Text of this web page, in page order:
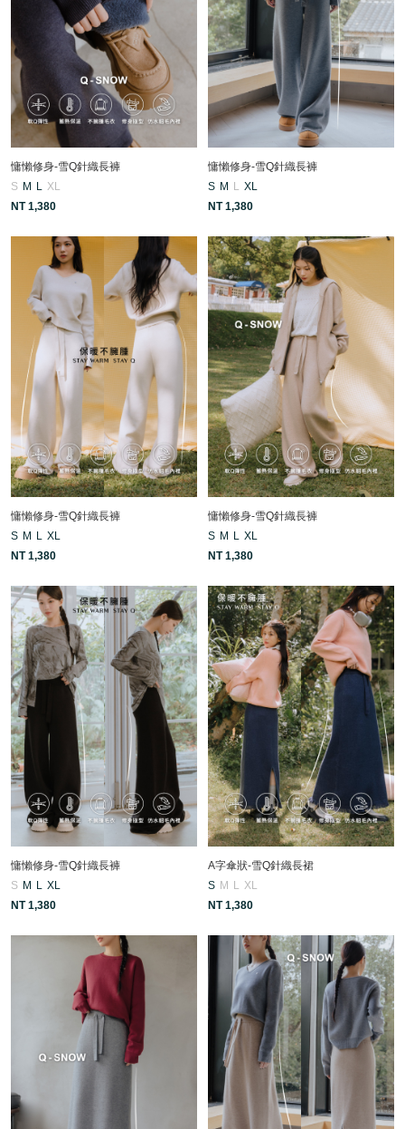
慵懶修身-雪Q針織長褲
S M L
XL
NT 1,380
慵懶修身-雪Q針織長褲
S M L
XL
NT 1,380
慵懶修身-雪Q針織長褲
S M L XL
NT 1,380
慵懶修身-雪Q針織長褲
S M L XL
NT 1,380
慵懶修身-雪Q針織長褲
S M L XL
NT 1,380
A字傘狀-雪Q針織長裙
S M L XL
NT 1,380